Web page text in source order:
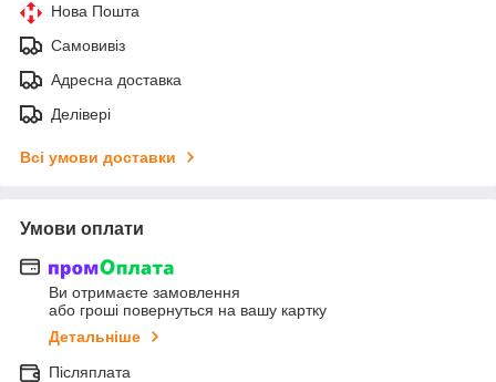
Нова Пошта
Самовивіз
Адресна доставка
Делівері
Всі умови доставки
Умови оплати
Ви отримаєте замовлення
або гроші повернуться на вашу картку
Детальніше
Післяплата